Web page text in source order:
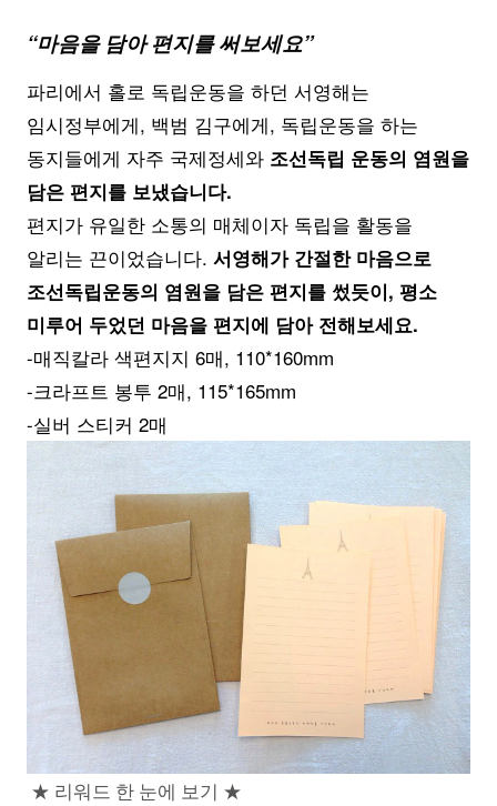
“마음을 담아 편지를 써보세요”
파리에서 홀로 독립운동을 하던 서영해는
임시정부에게, 백범 김구에게, 독립운동을 하는
동지들에게 자주 국제정세와 조선독립 운동의 염원을
담은 편지를 보냈습니다.
편지가 유일한 소통의 매체이자 독립을 활동을
알리는 끈이었습니다. 서영해가 간절한 마음으로
조선독립운동의 염원을 담은 편지를 썼듯이, 평소
미루어 두었던 마음을 편지에 담아 전해보세요.
-매직칼라 색편지지 6매, 110*160mm
-크라프트 봉투 2매, 115*165mm
-실버 스티커 2매
★ 리워드 한 눈에 보기 ★